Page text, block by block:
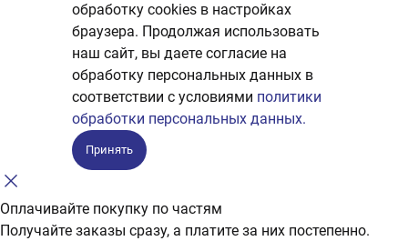
обработку сookies в настройках
браузера. Продолжая использовать
наш сайт, вы даете согласие на
обработку персональных данных в
соответствии с условиями политики
обработки персональных данных.
Принять
Оплачивайте покупку по частям
Получайте заказы сразу, а платите за них постепенно.